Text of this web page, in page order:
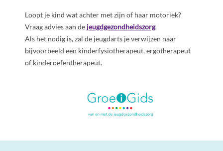
Loopt je kind wat achter met zijn of haar motoriek?
Vraag advies aan de jeugdgezondheidszorg.
Als het nodig is, zal de jeugdarts je verwijzen naar
bijvoorbeeld een kinderfysiotherapeut, ergotherapeut
of kinderoefentherapeut.